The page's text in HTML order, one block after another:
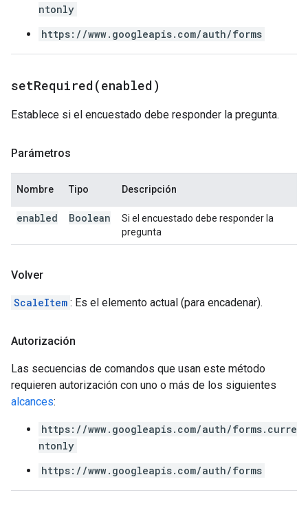
ntonly
https://www.googleapis.com/auth/forms
setRequired(enabled)
Establece si el encuestado debe responder la pregunta.
Parámetros
Nombre Tipo Descripción
enabled Boolean
Si el encuestado debe responder la
pregunta
Volver
ScaleItem : Es el elemento actual (para encadenar).
Autorización
Las secuencias de comandos que usan este método
requieren autorización con uno o más de los siguientes
alcances:
https://www.googleapis.com/auth/forms.curre
ntonly
https://www.googleapis.com/auth/forms